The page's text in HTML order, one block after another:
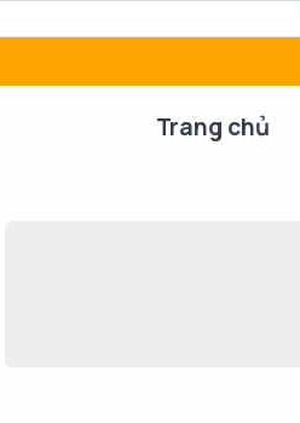
Trang chủ